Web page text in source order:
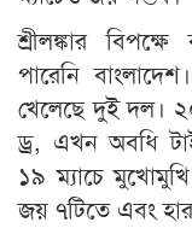
শ্রীলঙ্কার
পারেনি
খেলেছে দুই দল।
ড্র, এখন অবধি
১৯ ম্যাচে
জয় ৭টিতে এবং